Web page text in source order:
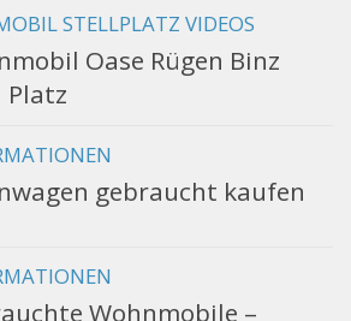
STELLPLATZ VIDEOS
Oase Rügen Binz
Platz
gebraucht kaufen
Wohnmobile –